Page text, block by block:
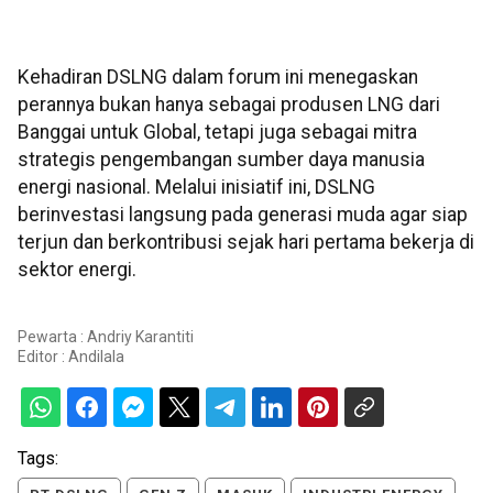
Kehadiran DSLNG dalam forum ini menegaskan
perannya bukan hanya sebagai produsen LNG dari
Banggai untuk Global, tetapi juga sebagai mitra
strategis pengembangan sumber daya manusia
energi nasional. Melalui inisiatif ini, DSLNG
berinvestasi langsung pada generasi muda agar siap
terjun dan berkontribusi sejak hari pertama bekerja di
sektor energi.
Pewarta : Andriy Karantiti
Editor : Andilala
Tags: